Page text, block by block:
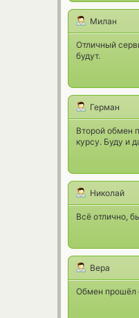
Милан
Отличный
будут.
Герман
Второй обмен
курсу. Буду и
Николай
Всё отлично,
Вера
Обмен прошёл